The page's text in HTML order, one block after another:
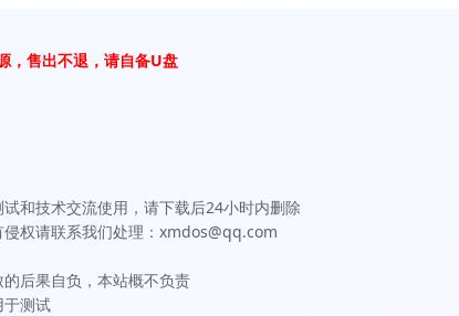
，售出不退，请自备U盘
和技术交流使用，请下载后24小时内删除
权请联系我们处理：xmdos@qq.com
后果自负，本站概不负责
于测试